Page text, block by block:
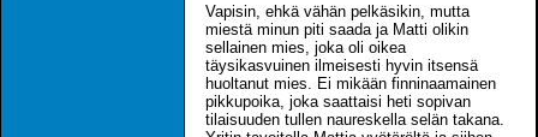
Vapisin, ehkä vähän pelkäsikin, mutta
miestä minun piti saada ja Matti olikin
sellainen mies, joka oli oikea
täysikasvuinen ilmeisesti hyvin itsensä
huoltanut mies. Ei mikään finninaamainen
pikkupoika, joka saattaisi heti sopivan
tilaisuuden tullen naureskella selän takana.